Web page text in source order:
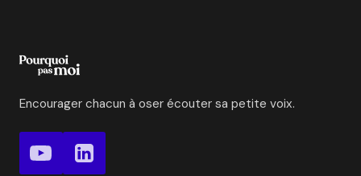
Encourager chacun à oser écouter sa petite voix.